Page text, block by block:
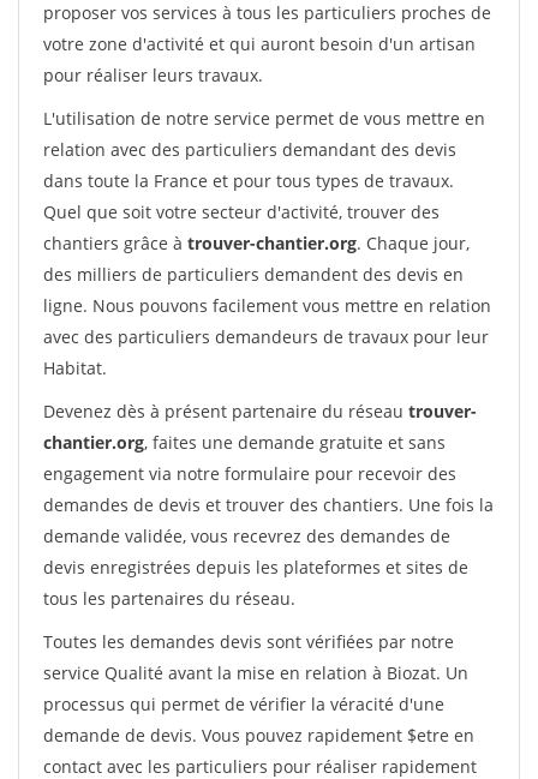
proposer vos services à tous les particuliers proches de
votre zone d'activité et qui auront besoin d'un artisan
pour réaliser leurs travaux.
L'utilisation de notre service permet de vous mettre en
relation avec des particuliers demandant des devis
dans toute la France et pour tous types de travaux.
Quel que soit votre secteur d'activité, trouver des
chantiers grâce à trouver-chantier.org. Chaque jour,
des milliers de particuliers demandent des devis en
ligne. Nous pouvons facilement vous mettre en relation
avec des particuliers demandeurs de travaux pour leur
Habitat.
Devenez dès à présent partenaire du réseau trouver-
chantier.org, faites une demande gratuite et sans
engagement via notre formulaire pour recevoir des
demandes de devis et trouver des chantiers. Une fois la
demande validée, vous recevrez des demandes de
devis enregistrées depuis les plateformes et sites de
tous les partenaires du réseau.
Toutes les demandes devis sont vérifiées par notre
service Qualité avant la mise en relation à Biozat. Un
processus qui permet de vérifier la véracité d'une
demande de devis. Vous pouvez rapidement $etre en
contact avec les particuliers pour réaliser rapidement